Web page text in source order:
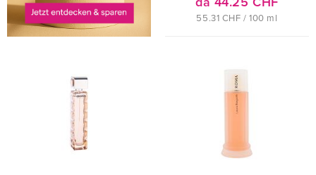
55.31 CHF / 100 ml